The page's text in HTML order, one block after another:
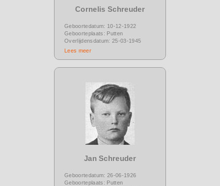
Cornelis Schreuder
Geboortedatum: 10-12-1922
Geboorteplaats: Putten
Overlijdensdatum: 25-03-1945
Lees meer
Jan Schreuder
Geboortedatum: 26-06-1926
Geboorteplaats: Putten